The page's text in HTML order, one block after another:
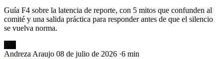
Guía F4 sobre la latencia de reporte, con 5 mitos que confunden al
comité y una salida práctica para responder antes de que el silencio
se vuelva norma.
Andreza Araujo 08 de julio de 2026 ·6 min